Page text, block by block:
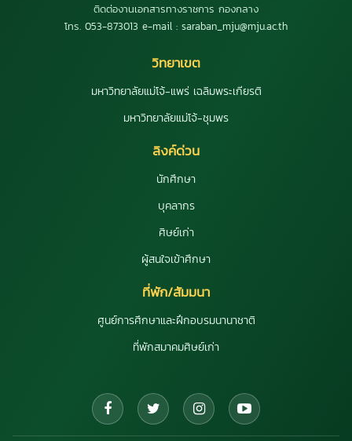
ติดต่องานเอกสารทางราชการ กองกลาง
โทร. 053-873013 e-mail : saraban_mju@mju.ac.th
วิทยาเขต
มหาวิทยาลัยแม่โจ้-แพร่ เฉลิมพระเกียรติ
มหาวิทยาลัยแม่โจ้-ชุมพร
ลิงค์ด่วน
นักศึกษา
บุคลากร
ศิษย์เก่า
ผู้สนใจเข้าศึกษา
ที่พัก/สัมมนา
ศูนย์การศึกษาและฝึกอบรมนานาชาติ
ที่พักสมาคมศิษย์เก่า